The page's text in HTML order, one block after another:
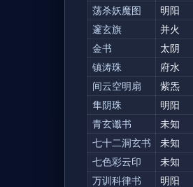
荡杀妖魔图
明阳
邃玄旗
并火
金书
太阴
镇涛珠
府水
间云空明扇
紫炁
隼阴珠
明阳
青玄谶书
未知
七十二洞玄书
未知
七色彩云印
未知
万训科律书
明阳